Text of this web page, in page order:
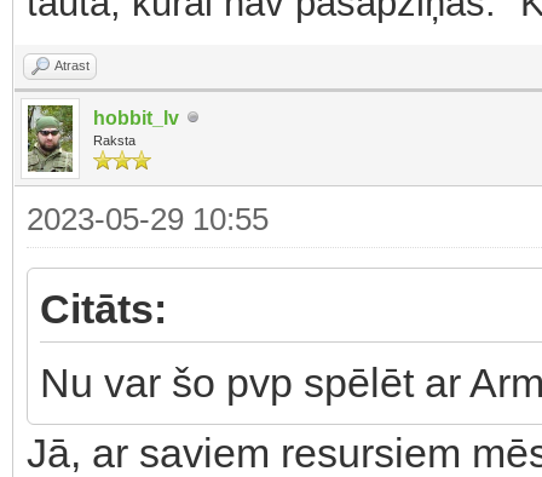
Atrast
hobbit_lv
Raksta
2023-05-29 10:55
Citāts:
Nu var šo pvp spēlēt ar
Jā, ar saviem resursiem